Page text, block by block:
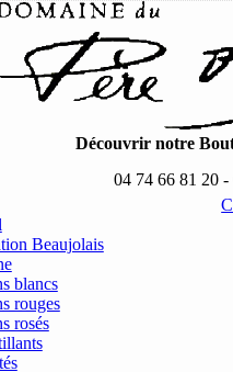
Découvrir notre
04 74 66 81 20
Beaujolais
blancs
rouges
rosés